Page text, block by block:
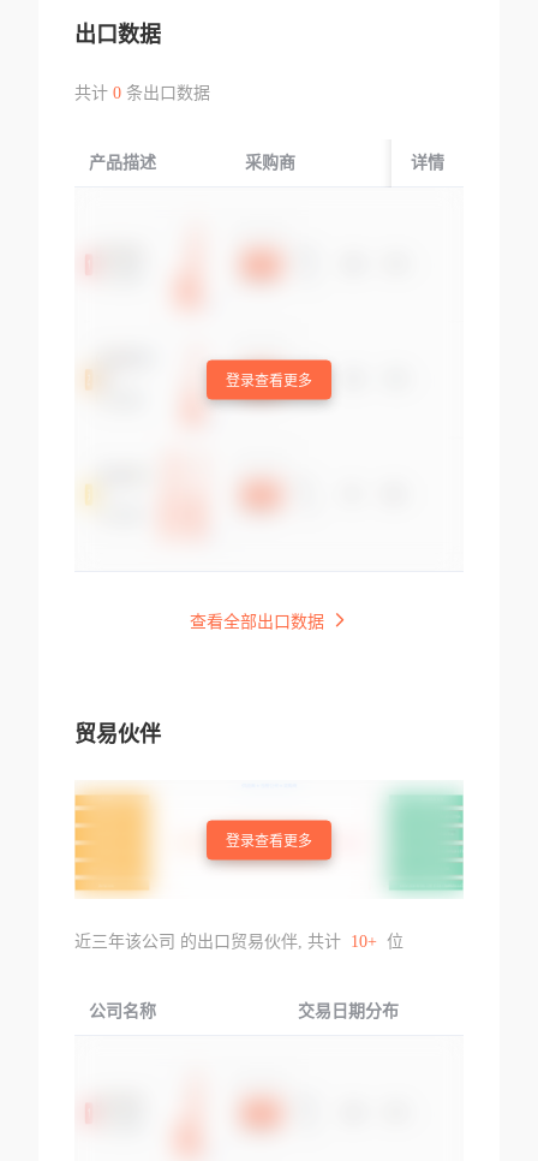
出口数据
共计 0条出口数据
产品描述 采购商 起运国/地区
详情
登录查看更多
查看全部出口数据
贸易伙伴
登录查看更多
近三年该公司 的出口贸易伙伴, 共计 10+ 位
公司名称 交易日期分布